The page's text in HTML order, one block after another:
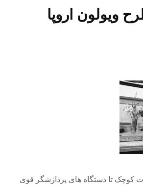
ویولون اروپا
کوچک تا دستگاه های پردازشگر قوی